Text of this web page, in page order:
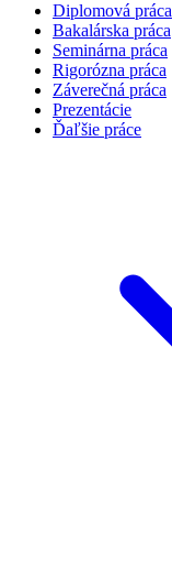
Diplomová práca
Bakalárska práca
Seminárna práca
Rigorózna práca
Záverečná práca
Prezentácie
Ďaľšie práce